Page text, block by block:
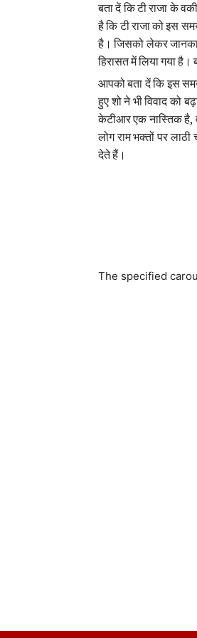
बता दें कि टी राजा के
है कि टी राजा को इस
है। जिसको लेकर
हिरासत में लिया गया
आपको बता दें कि इस
हुए शो ने भी विवाद को
केटीआर एक नास्तिक है,
लोग राम भक्तों पर
देते हैं।
The specified